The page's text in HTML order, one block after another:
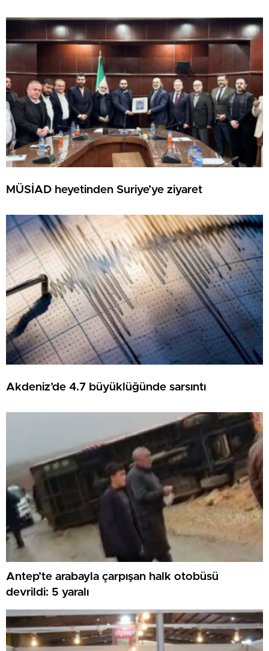
MÜSİAD heyetinden Suriye’ye ziyaret
Akdeniz’de 4.7 büyüklüğünde sarsıntı
Antep’te arabayla çarpışan halk otobüsü
devrildi: 5 yaralı